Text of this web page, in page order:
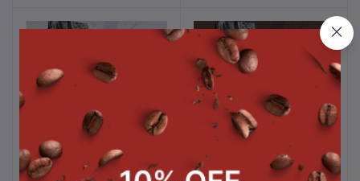
หยิบใส่ตะกร้า
Black Cocoa CP-2 หยิบใส่ตะกร้า
Brown Cocoa DUTCH
COCOA